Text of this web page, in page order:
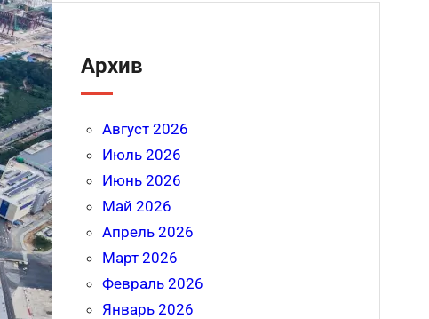
Архив
Август 2026
Июль 2026
Июнь 2026
Май 2026
Апрель 2026
Март 2026
Февраль 2026
Январь 2026